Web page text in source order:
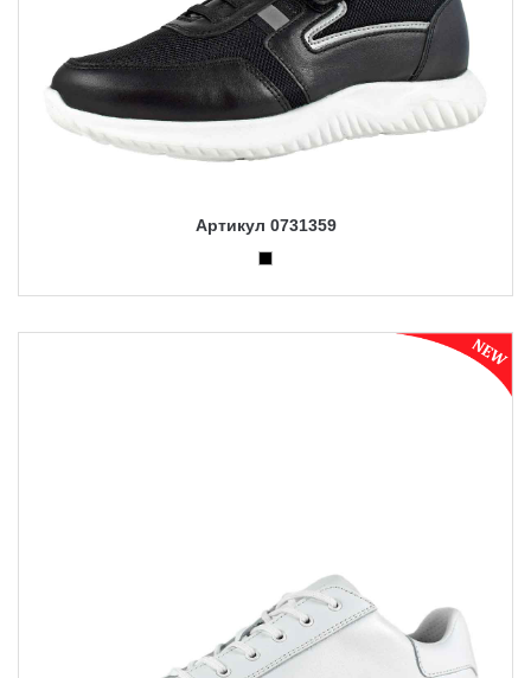
Артикул 0731359